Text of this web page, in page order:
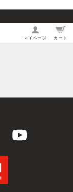
マイページ カート